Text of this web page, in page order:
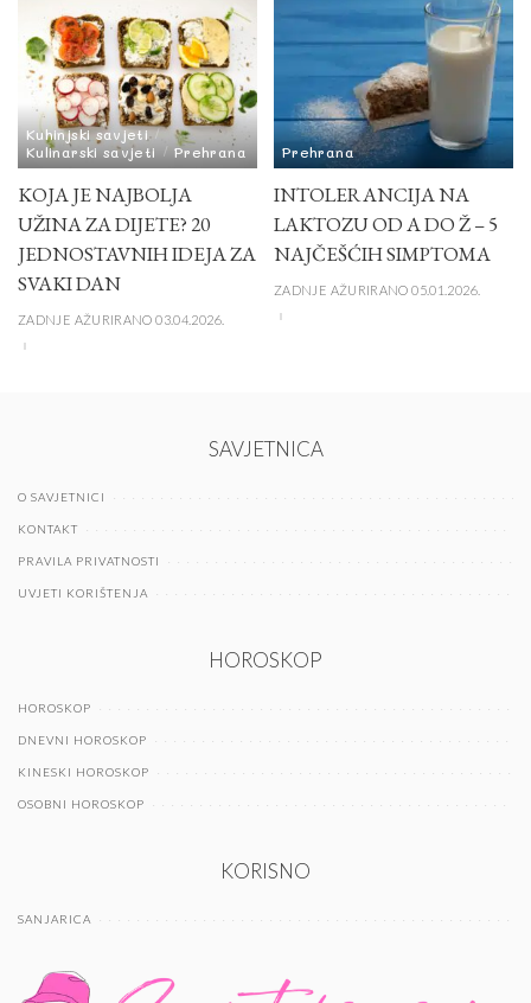
Kuhinjski savjeti
Kulinarski savjeti
Prehrana
KOJA JE NAJBOLJA
UŽINA ZA DIJETE? 20
JEDNOSTAVNIH IDEJA ZA
SVAKI DAN
ZADNJE AŽURIRANO 03.04.2026.
Prehrana
INTOLERANCIJA NA
LAKTOZU OD A DO Ž – 5
NAJČEŠĆIH SIMPTOMA
ZADNJE AŽURIRANO 05.01.2026.
SAVJETNICA
O SAVJETNICI
KONTAKT
PRAVILA PRIVATNOSTI
UVJETI KORIŠTENJA
HOROSKOP
HOROSKOP
DNEVNI HOROSKOP
KINESKI HOROSKOP
OSOBNI HOROSKOP
KORISNO
SANJARICA